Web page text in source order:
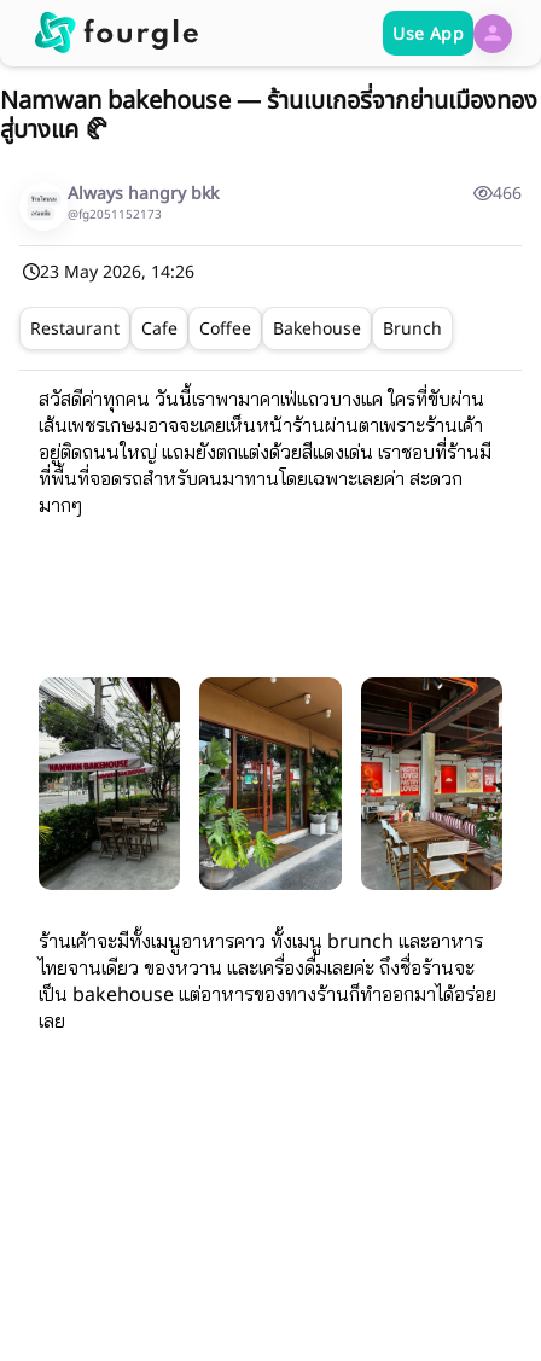
Use App
Namwan bakehouse — ร้านเบเกอรี่จากย่านเมืองทอง
สู่บางแค 🥐
Always hangry bkk
@fg2051152173
466
23 May 2026, 14:26
Restaurant Cafe Coffee Bakehouse Brunch
สวัสดีค่าทุกคน วันนี้เราพามาคาเฟ่แถวบางแค ใครที่ขับผ่าน
เส้นเพชรเกษมอาจจะเคยเห็นหน้าร้านผ่านตาเพราะร้านเค้า
อยู่ติดถนนใหญ่ แถมยังตกแต่งด้วยสีแดงเด่น เราชอบที่ร้านมี
ที่พื้นที่จอดรถสำหรับคนมาทานโดยเฉพาะเลยค่า สะดวก
มากๆ
ร้านเค้าจะมีทั้งเมนูอาหารคาว ทั้งเมนู brunch และอาหาร
ไทยจานเดียว ของหวาน และเครื่องดื่มเลยค่ะ ถึงชื่อร้านจะ
เป็น bakehouse แต่อาหารของทางร้านก็ทำออกมาได้อร่อย
เลย